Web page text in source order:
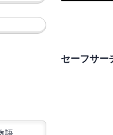
セーフサー